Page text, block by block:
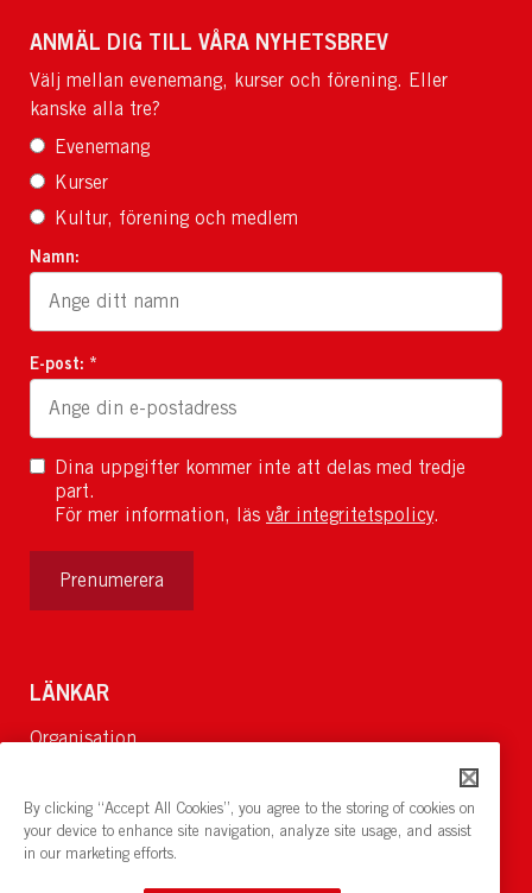
ANMÄL DIG TILL VÅRA NYHETSBREV
Välj mellan evenemang, kurser och förening. Eller
kanske alla tre?
Evenemang
Kurser
Kultur, förening och medlem
Namn:
E-post: *
Dina uppgifter kommer inte att delas med tredje
part.
För mer information, läs vår integritetspolicy.
Prenumerera
LÄNKAR
Organisation
Lediga jobb
Nyheter och pressrum
Restaurang och konferens: cirkelnstockholm.se
By clicking “Accept All Cookies”, you agree to the storing of cookies on
your device to enhance site navigation, analyze site usage, and assist
in our marketing efforts.